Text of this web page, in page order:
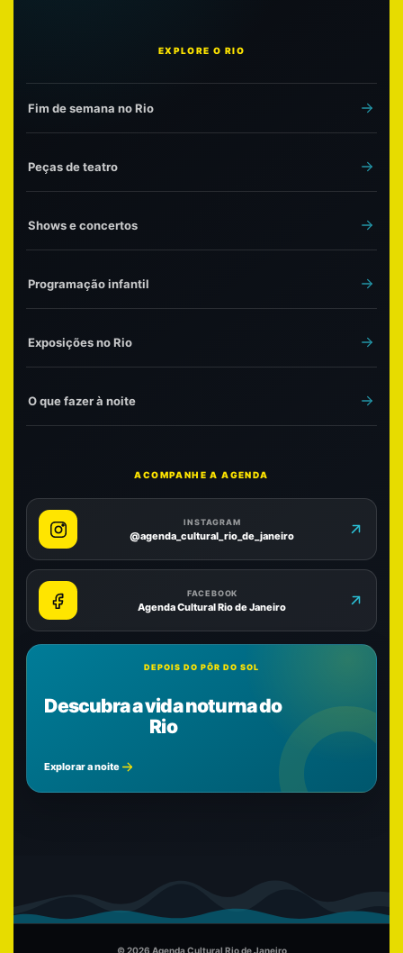
EXPLORE O RIO
Fim de semana no Rio
Peças de teatro
Shows e concertos
Programação infantil
Exposições no Rio
O que fazer à noite
ACOMPANHE A AGENDA
INSTAGRAM
@agenda_cultural_rio_de_janeiro
FACEBOOK
Agenda Cultural Rio de Janeiro
DEPOIS DO PÔR DO SOL
Descubra a vida noturna do
Rio
Explorar a noite
© 2026 Agenda Cultural Rio de Janeiro